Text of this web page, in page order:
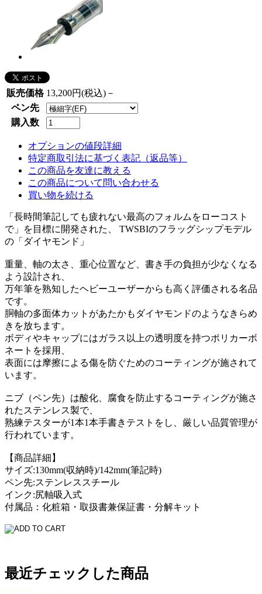
販売価格 13,200円(税込)－
ペン先
購入数
オプションの値段詳細
特定商取引法に基づく表記（返品等）
この商品を友達に教える
この商品について問い合わせる
買い物を続ける
「長時間筆記しても疲れない最高のフォルムをローコスト
で」を目標に開発された、 TWSBIのフラッグシップモデル
の「ダイヤモンド」
重量、軸の太さ、重心位置など、書き手の負担が少なくなる
よう設計され、
万年筆を熟知したヘビーユーザーからも高く評価される名品
です。
胴軸の多面体カットがあたかもダイヤモンドのようなきらめ
きを放ちます。
ボディやキャップにはガラス以上の透明度を持つポリカーボ
ネートを採用、
表面には摩擦による傷を防ぐためのコーティングが施されて
います。
ニブ（ペン先）は酸化、腐食を防止するコーティングが施さ
れたステンレス製で、
熟練テスターが1本1本手書きテストをし、厳しい品質管理が
行われています。
【商品詳細】
サイズ:130mm(収納時)/142mm(筆記時)
ペン先:ステンレススチール
インク:尻軸吸入式
付属品：化粧箱・取扱書兼保証書・分解キット
最近チェックした商品